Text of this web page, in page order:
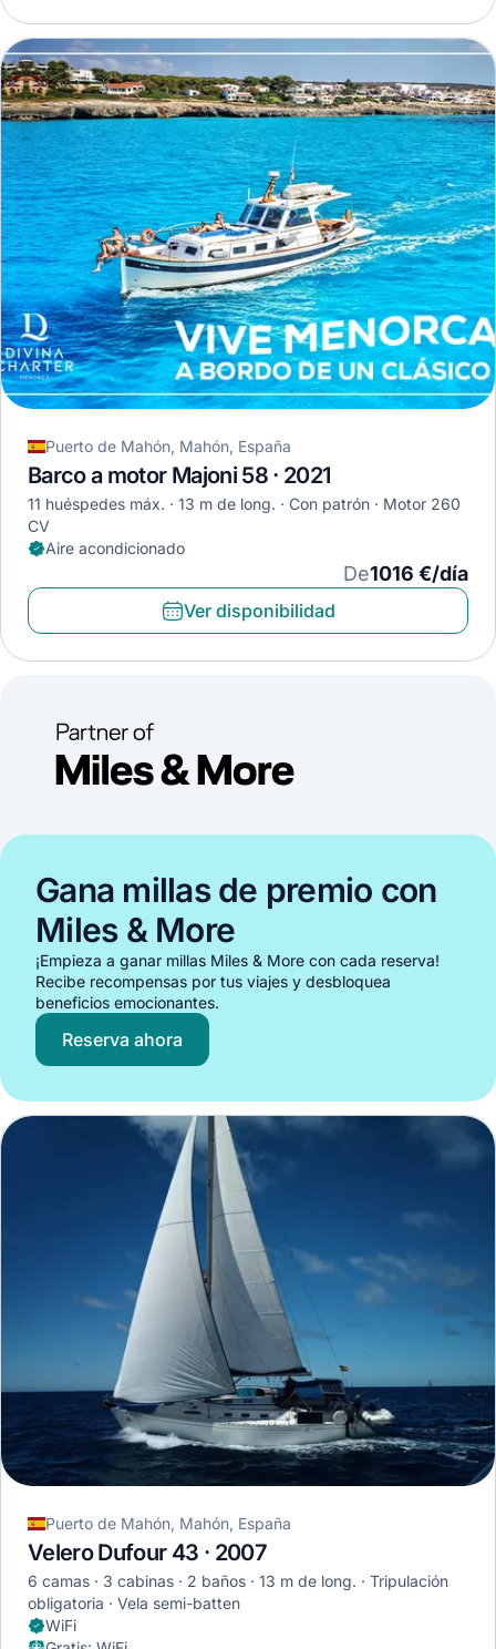
Puerto de Mahón, Mahón, España
Barco a motor Majoni 58 · 2021
11 huéspedes máx. 13 m de long. Con patrón
Motor 260
CV
Aire acondicionado
De1016 €/día
Ver disponibilidad
Gana millas de premio con
Miles & More
¡Empieza a ganar millas Miles & More con cada reserva!
Recibe recompensas por tus viajes y desbloquea
beneficios emocionantes.
Reserva ahora
Puerto de Mahón, Mahón, España
Velero Dufour 43 · 2007
6 camas 3 cabinas 2 baños 13 m de long.
Tripulación
obligatoria
Vela semi-batten
WiFi